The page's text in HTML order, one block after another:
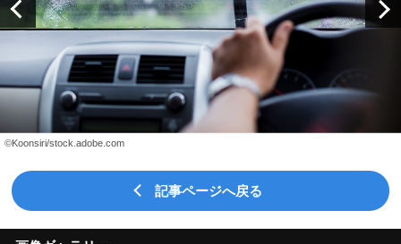
©Koonsiri/stock.adobe.com
記事ページへ戻る